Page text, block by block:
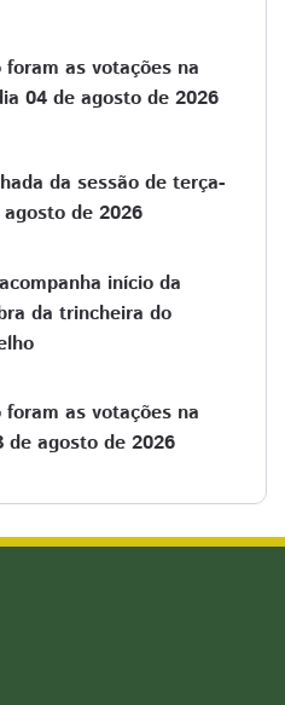
foram as votações na
04 de agosto de 2026
da sessão de terça-
de 2026
início da
da trincheira do
foram as votações na
de agosto de 2026